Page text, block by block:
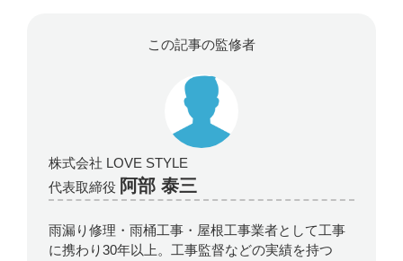
この記事の監修者
株式会社 LOVE STYLE
代表取締役 阿部 泰三
雨漏り修理・雨桶工事・屋根工事業者として工事
に携わり30年以上。工事監督などの実績を持つ